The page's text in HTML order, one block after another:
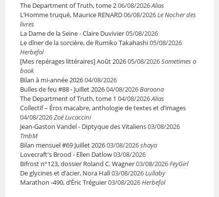
The Department of Truth, tome 206/08/2026Alias
L’Homme truqué, Maurice RENARD06/08/2026Le Nocher des
livres
La Dame de la Seine - Claire Duvivier05/08/2026
Le dîner de la sorcière, de Rumiko Takahashi05/08/2026
Herbefol
[Mes repérages littéraires] Août 202605/08/2026Sometimes a
book
Bilan à mi-année 202604/08/2026
Bulles de feu #88 - Juillet 202604/08/2026Baroona
The Department of Truth, tome 1 04/08/2026Alias
Collectif – Éros macabre, anthologie de textes et d’images
04/08/2026Zoé Lucaccini
Jean-Gaston Vandel - Diptyque des Vitaliens03/08/2026
TmbM
Bilan mensuel #69 Juillet 202603/08/2026shaya
Lovecraft's Brood - Ellen Datlow03/08/2026
Bifrost n°123, dossier Roland C. Wagner03/08/2026FeyGirl
De glycines et d’acier, Nora Hall03/08/2026Lullaby
Marathon -490, d’Éric Tréguier03/08/2026Herbefol